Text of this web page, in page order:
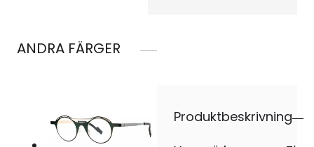
ANDRA FÄRGER
Produktbeskrivning